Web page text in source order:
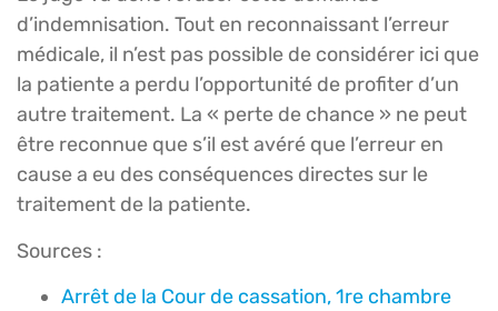
d’indemnisation. Tout en reconnaissant l’erreur
médicale, il n’est pas possible de considérer ici que
la patiente a perdu l’opportunité de profiter d’un
autre traitement. La « perte de chance » ne peut
être reconnue que s’il est avéré que l’erreur en
cause a eu des conséquences directes sur le
traitement de la patiente.
Sources :
Arrêt de la Cour de cassation, 1re chambre